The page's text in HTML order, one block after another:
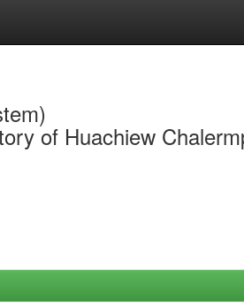
of Huachiew